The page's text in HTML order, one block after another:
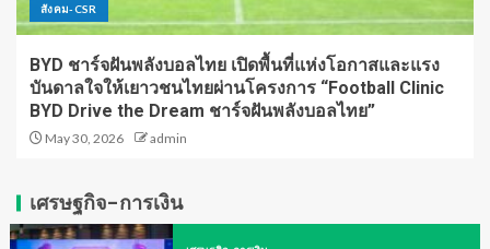
สังคม-CSR
BYD ชาร์จฝันพลังบอลไทย เปิดพื้นที่แห่งโอกาสและแรง
บันดาลใจให้เยาวชนไทยผ่านโครงการ “Football Clinic
BYD Drive the Dream ชาร์จฝันพลังบอลไทย”
May 30, 2026 admin
เศรษฐกิจ-การเงิน